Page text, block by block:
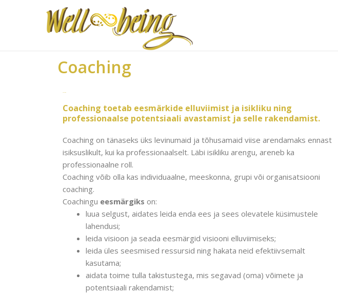
Coaching
Coaching toetab eesmärkide elluviimist ja isikliku ning
professionaalse potentsiaali avastamist ja selle rakendamist.
Coaching on tänaseks üks levinumaid ja tõhusamaid viise arendamaks ennast
isiksuslikult, kui ka professionaalselt. Läbi isikliku arengu, areneb ka
professionaalne roll.
Coaching võib olla kas individuaalne, meeskonna, grupi või organisatsiooni
coaching.
Coachingu eesmärgiks on:
luua selgust, aidates leida enda ees ja sees olevatele küsimustele
lahendusi;
leida visioon ja seada eesmärgid visiooni elluviimiseks;
leida üles seesmised ressursid ning hakata neid efektiivsemalt
kasutama;
aidata toime tulla takistustega, mis segavad (oma) võimete ja
potentsiaali rakendamist;